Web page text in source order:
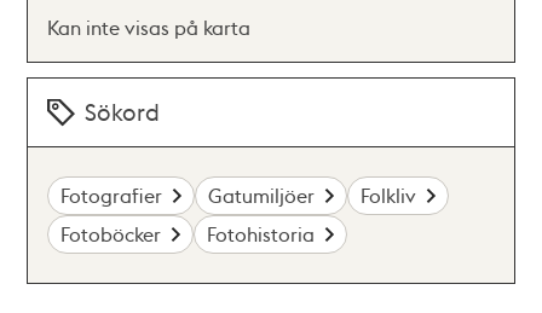
Kan inte visas på karta
Sökord
Fotografier Gatumiljöer
Folkliv
Fotoböcker
Fotohistoria